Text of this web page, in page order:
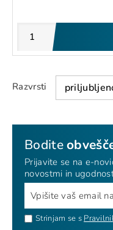
Razvrsti
Bodite
Prijavite se na e-
novostmi in
Strinjam se s